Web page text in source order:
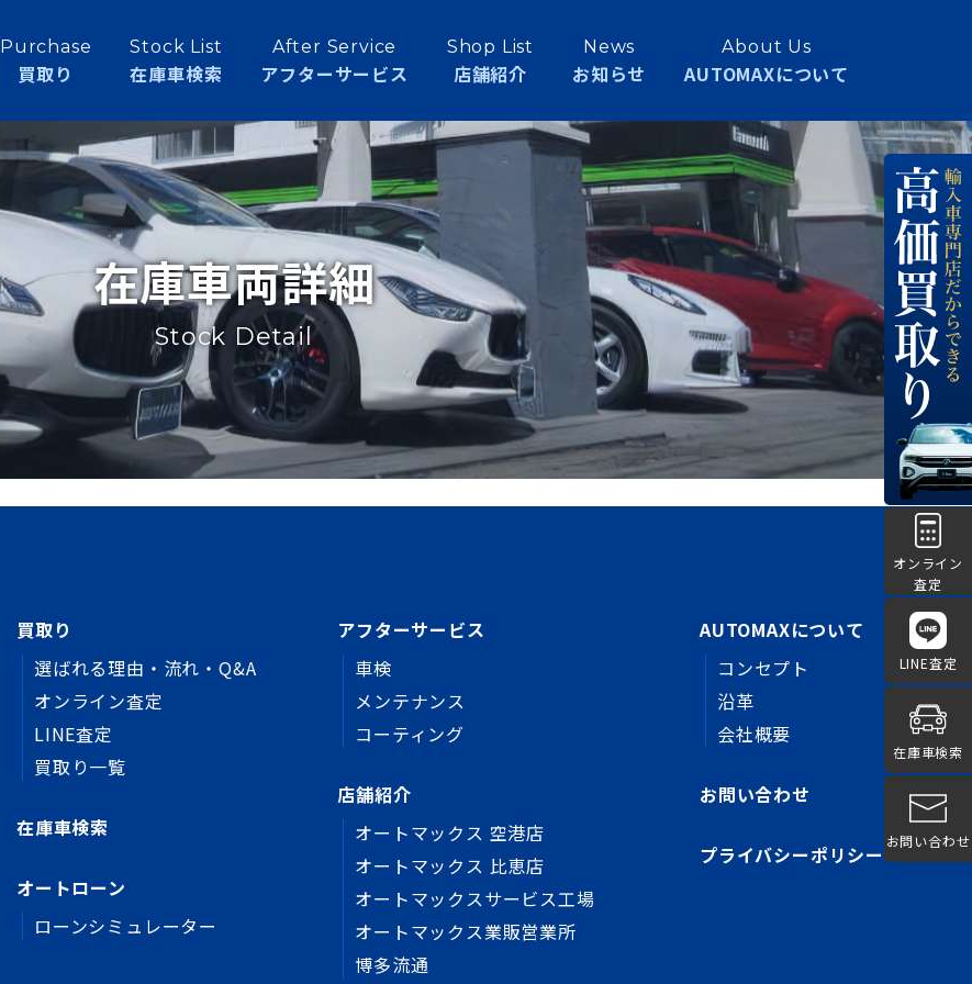
Purchase
買取り
Stock List
在庫車検索
After Service
アフターサービス
Shop List
店舗紹介
News
お知らせ
About Us
AUTOMAXについて
オンライン
査定
LINE査定
在庫車検索
お問い合わせ
在庫車両詳細
Stock Detail
買取り
選ばれる理由・流れ・Q&A
オンライン査定
LINE査定
買取り一覧
在庫車検索
オートローン
ローンシミュレーター
アフターサービス
車検
メンテナンス
コーティング
店舗紹介
オートマックス 空港店
オートマックス 比恵店
オートマックスサービス工場
オートマックス業販営業所
博多流通
AUTOMAXについて
コンセプト
沿革
会社概要
お問い合わせ
プライバシーポリシー